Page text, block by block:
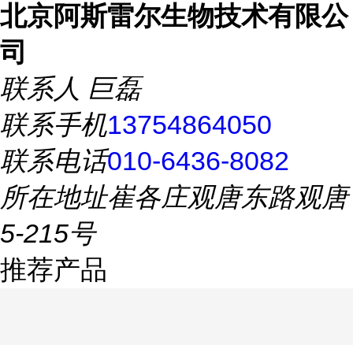
北京阿斯雷尔生物技术有限公
司
联系人 巨磊
联系手机13754864050
联系电话010-6436-8082
所在地址崔各庄观唐东路观唐
5-215号
推荐产品